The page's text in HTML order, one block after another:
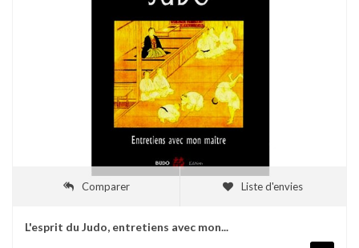
Comparer Liste d'envies
L'esprit du Judo, entretiens avec mon...